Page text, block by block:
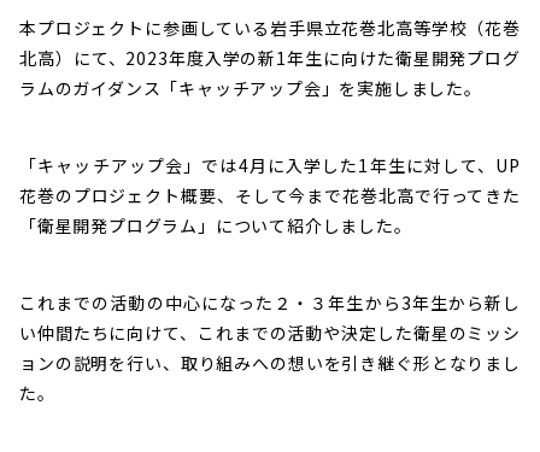
本プロジェクトに参画している岩手県立花巻北高等学校（花巻
北高）にて、2023年度入学の新1年生に向けた衛星開発プログ
ラムのガイダンス「キャッチアップ会」を実施しました。
「キャッチアップ会」では4月に入学した1年生に対して、UP
花巻のプロジェクト概要、そして今まで花巻北高で行ってきた
「衛星開発プログラム」について紹介しました。
これまでの活動の中心になった２・３年生から3年生から新し
い仲間たちに向けて、これまでの活動や決定した衛星のミッシ
ョンの説明を行い、取り組みへの想いを引き継ぐ形となりまし
た。